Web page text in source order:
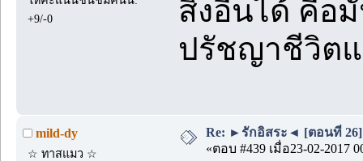
+9/-0
สิ่งอื่นได้ คือ
ปรัชญาชีวิตแ
mild-dy
☆ ทาสแมว ☆
Re: ►รักอิสระ◄ [ตอนที่ 26]
«ตอบ #439 เมื่อ23-02-2017